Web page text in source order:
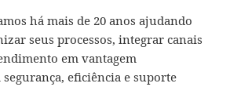
há mais de 20 anos ajudando
seus processos, integrar canais
em vantagem
eficiência e suporte